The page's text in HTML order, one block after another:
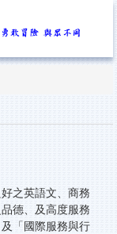
之英語文、商務
德、及高度服務
「國際服務與行